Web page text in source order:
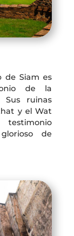
de Siam es
de la
Sus ruinas
y el Wat
de